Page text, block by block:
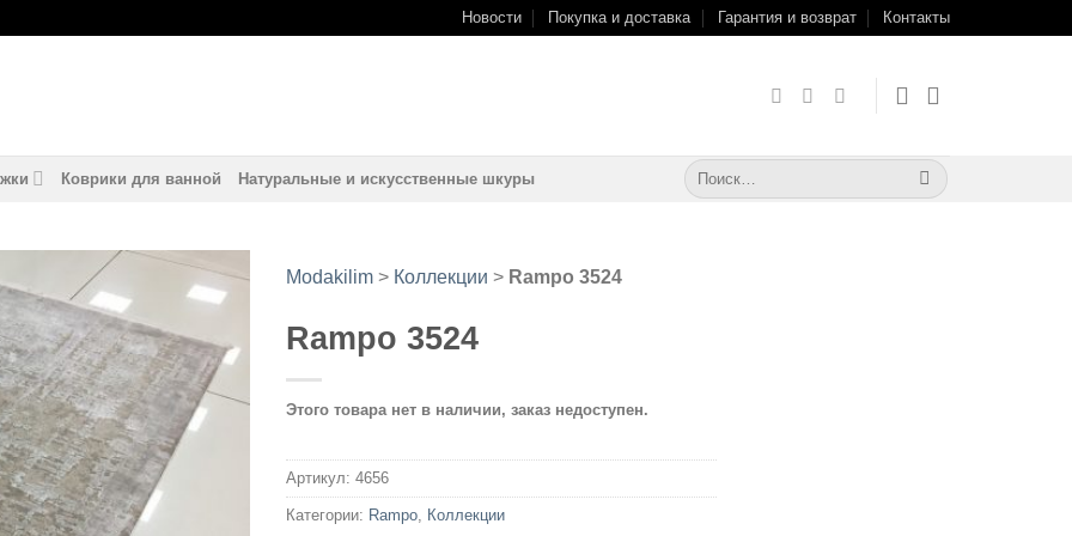
Новости Покупка и доставка Гарантия и возврат Контакты
Коврики для ванной Натуральные и искусственные шкуры
Искать:
Добавить
в
избранное
Modakilim > Коллекции > Rampo 3524
Rampo 3524
Этого товара нет в наличии, заказ недоступен.
Артикул: 4656
Категории: Rampo, Коллекции